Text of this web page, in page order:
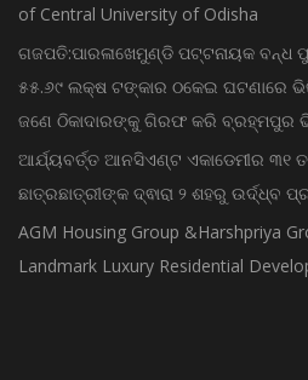
of Central University of Odisha
ଗଜପତି:ପାରଳାଖେମୁଣ୍ଡି ପଟ୍ଟନାୟକ ବନ୍ଧ
୫୫.୬୯ ଲକ୍ଷ ଟଙ୍କାର ଠକେଇ ଘଟଣାରେ
ଜଣେ ଠିକାଦାରଙ୍କୁ ଗିରଫ କରି ବ୍ରହ୍ମପୁର
ଆର୍ଯ୍ୟବର୍ତ୍ତ ଆନସିଏଣ୍ଟ ଏକାଡେମୀର ୩୧
ଛାତ୍ରଛାତ୍ରୀଙ୍କ ଦ୍ଵାରା ୨ ଶହରୁ ଉର୍ଦ୍ଧ୍ବ
AGM Housing Group &Harshpriya
Landmark Luxury Residential